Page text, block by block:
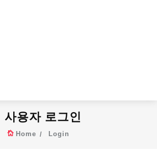
사용자 로그인
Home Login